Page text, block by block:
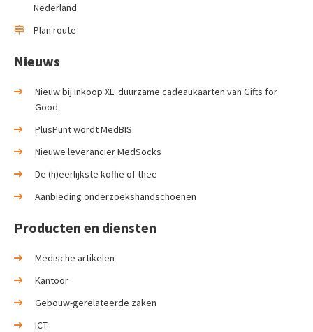
Nederland
Plan route
Nieuws
Nieuw bij Inkoop XL: duurzame cadeaukaarten van Gifts for
Good
PlusPunt wordt MedBIS
Nieuwe leverancier MedSocks
De (h)eerlijkste koffie of thee
Aanbieding onderzoekshandschoenen
Producten en diensten
Medische artikelen
Kantoor
Gebouw-gerelateerde zaken
ICT